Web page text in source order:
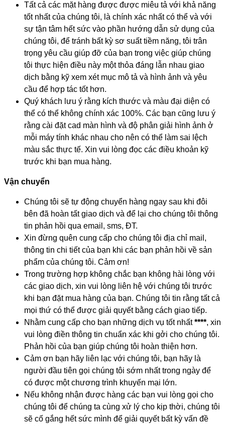
Tất cả các mặt hàng được được miêu tả với khả năng
tốt nhất của chúng tôi, là chính xác nhất có thể và với
sự tận tâm hết sức vào phần hướng dẫn sử dụng của
chúng tôi, để tránh bất kỳ sơ suất tiềm năng, tôi trân
trọng yêu cầu giúp đỡ của bạn trong việc giúp chúng
tôi thực hiện điều này một thỏa đáng lẫn nhau giao
dịch bằng kỹ xem xét mục mô tả và hình ảnh và yêu
cầu để hợp tác tốt hơn.
Quý khách lưu ý rằng kích thước và màu đại diện có
thể có thể không chính xác 100%. Các bạn cũng lưu ý
rằng cài đặt cad màn hình và độ phân giải hình ảnh ở
mỗi máy tính khác nhau cho nên có thể làm sai lệch
màu sắc thực tế. Xin vui lòng đọc các điều khoản kỹ
trước khi bạn mua hàng.
Vận chuyển
Chúng tôi sẽ tự động chuyển hàng ngay sau khi đôi
bên đã hoàn tất giao dịch và để lại cho chúng tôi thông
tin phản hồi qua email, sms, ĐT.
Xin đừng quên cung cấp cho chúng tôi địa chỉ mail,
thông tin chi tiết của bạn khi các bạn phản hồi về sản
phẩm của chúng tôi. Cảm ơn!
Trong trường hợp không chắc bạn không hài lòng với
các giao dịch, xin vui lòng liên hệ với chúng tôi trước
khi bạn đặt mua hàng của bạn. Chúng tôi tin rằng tất cả
mọi thứ có thể được giải quyết bằng cách giao tiếp.
Nhằm cung cấp cho bạn những dịch vụ tốt nhất****, xin
vui lòng điền thông tin chuẩn xác khi gởi cho chúng tôi.
Phản hồi của bạn giúp chúng tôi hoàn thiện hơn.
Cảm ơn bạn hãy liên lạc với chúng tôi, bạn hãy là
người đầu tiên gọi chúng tôi sớm nhất trong ngày để
có được một chương trình khuyến mại lớn.
Nếu không nhận được hàng các bạn vui lòng gọi cho
chúng tôi để chúng ta cùng xử lý cho kịp thời, chúng tôi
sẽ cố gắng hết sức mình để giải quyết bất kỳ vấn đề